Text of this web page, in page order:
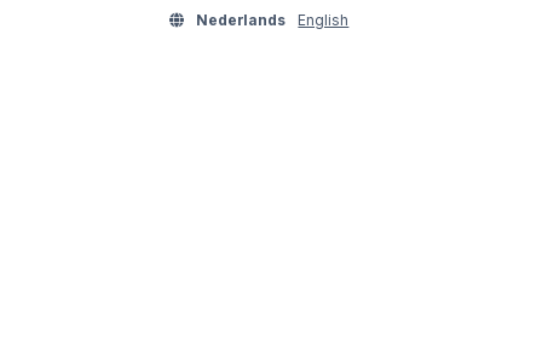
Nederlands
English